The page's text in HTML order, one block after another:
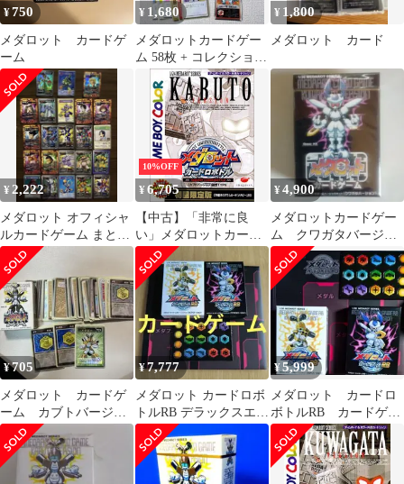
¥750
メダロット カードゲ
ーム
¥ 1,680
メダロットカードゲー
ム 58枚 + コレクション
付属カード1枚 まとめ
売り
¥ 1,800
メダロット カード
¥ 2,222
メダロット オフィシャ
ルカードゲーム まとめ
売り
10%OFF
¥6,705
【中古】「非常に良
い」メダロットカード
ロボトル カブトバージ
ョン
¥4,900
メダロットカードゲー
ム クワガタバージョ
ン未開封構築済デッキ
(60枚入）1BOX
¥705
メダロット カードゲ
ーム カブトバージョ
ン59枚
¥7,777
メダロット カードロボ
トルRB デラックスエデ
ィション 特典 カードゲ
ーム
¥5,999
メダロット カードロ
ボトルRB カードゲー
ムRB 1式